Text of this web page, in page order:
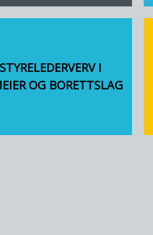
STYRELEDERVERV I
OG BORETTSLAG